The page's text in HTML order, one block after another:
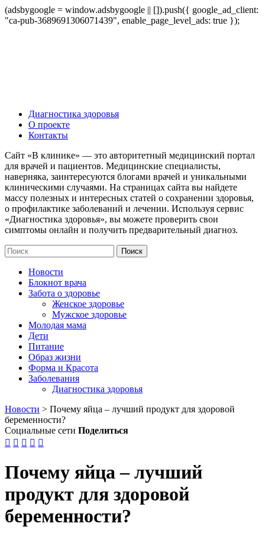
(adsbygoogle = window.adsbygoogle || []).push({ google_ad_client:
"ca-pub-3689691306071439", enable_page_level_ads: true });
Диагностика здоровья
О проекте
Контакты
Сайт «В клинике» — это авторитетный медицинский портал
для врачей и пациентов. Медицинские специалисты,
наверняка, заинтересуются блогами врачей и уникальными
клиническими случаями. На страницах сайта вы найдете
массу полезных и интересных статей о сохранении здоровья,
о профилактике заболеваний и лечении. Используя сервис
«Диагностика здоровья», вы можете проверить свои
симптомы онлайн и получить предварительный диагноз.
Новости
Блокнот врача
Забота о здоровье
Женское здоровье
Мужское здоровье
Молодая мама
Дети
Питание
Образ жизни
Форма и Красота
Заболевания
Диагностика здоровья
Новости > Почему яйца – лучший продукт для здоровой
беременности?
Социальные сети Поделиться
    
Почему яйца – лучший
продукт для здоровой
беременности?